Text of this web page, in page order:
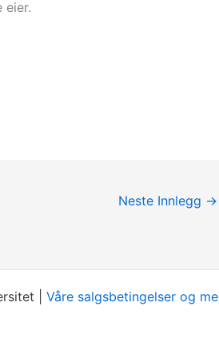
Neste Innlegg →
| Våre salgsbetingelser og